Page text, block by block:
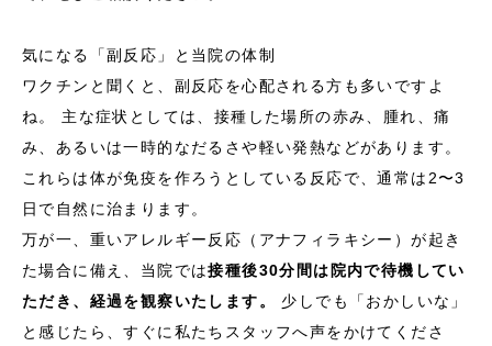
気になる「副反応」と当院の体制
ワクチンと聞くと、副反応を心配される方も多いですよ
ね。 主な症状としては、接種した場所の赤み、腫れ、痛
み、あるいは一時的なだるさや軽い発熱などがあります。
これらは体が免疫を作ろうとしている反応で、通常は2〜3
日で自然に治まります。
万が一、重いアレルギー反応（アナフィラキシー）が起き
た場合に備え、当院では接種後30分間は院内で待機してい
ただき、経過を観察いたします。
少しでも「おかしいな」
と感じたら、すぐに私たちスタッフへ声をかけてくださ